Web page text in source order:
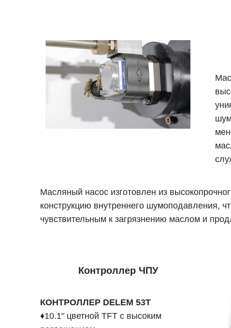
Масляный насос изготовлен из
конструкцию внутреннего шумоподавления,
чувствительным к загрязнению маслом и
Контроллер ЧПУ
КОНТРОЛЛЕР DELEM 53T
♦10.1" цветной TFT с высоким